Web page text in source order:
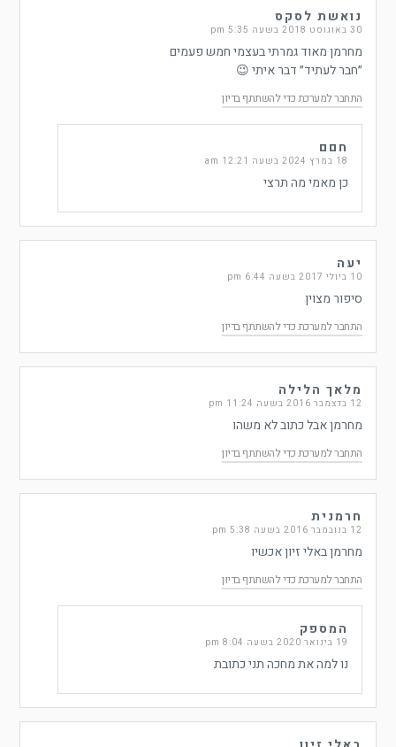
נואשת לסקס
30 באוגוסט 2018 בשעה 5:35 pm
מחרמן מאוד גמרתי בעצמי חמש פעמים
״חבר לעתיד״ דבר איתי 😉
התחבר למערכת כדי להשתתף בדיון
חםם
18 במרץ 2024 בשעה 12:21 am
כן מאמי מה תרצי
יעה
10 ביולי 2017 בשעה 6:44 pm
סיפור מצוין
התחבר למערכת כדי להשתתף בדיון
מלאך הלילה
12 בדצמבר 2016 בשעה 11:24 pm
מחרמן אבל כתוב לא משהו
התחבר למערכת כדי להשתתף בדיון
חרמנית
12 בנובמבר 2016 בשעה 5:38 pm
מחרמן באלי זיון אכשיו
התחבר למערכת כדי להשתתף בדיון
המספק
19 בינואר 2020 בשעה 8:04 pm
נו למה את מחכה תני כתובת